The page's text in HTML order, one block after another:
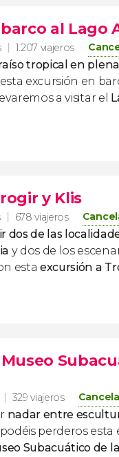
al Lago
1.207 viajeros
tropical en
excursión en
a visitar el
y Klis
678 viajeros
dos de las
y dos de los
esta excursión a
329 viajeros
nadar entre
perderos esta
Subacuático de